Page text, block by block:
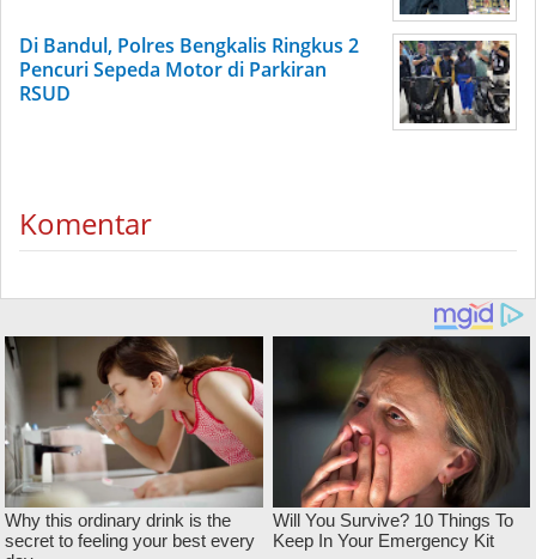
Di Bandul, Polres Bengkalis Ringkus 2
Pencuri Sepeda Motor di Parkiran
RSUD
Komentar